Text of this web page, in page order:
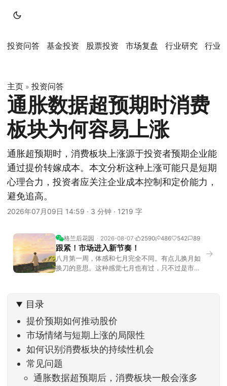
投资问答 基金投资 股票投资 市场复盘 行业研究 行业
主页 » 投资问答
通胀数据超预期时消费
板块为何容易上涨
通胀超预期时，消费板块上涨源于投资者预期企业能
通过提价转嫁成本。本文分析这种上涨可能只是短期
心理合力，投资者应关注企业成本控制和定价能力，
避免追高。
2026年07月09日 14:59 · 3 分钟 · 1219 字
格兰后花园 2026-08-07 2590 486 542 89
跟紧！市场进入新节奏！
八月第一周，体感和七月完全不同。有点儿换月如
换刀的意思。这种感觉七月也有过，只不过是市场
家感受到了春天般的暖风。指数涨了百点，交易额
回暖到2
→
目录
提价预期如何推动股价
市场情绪与短期上涨的局限性
如何识别消费板块的持续性机会
常见问题
通胀数据超预期后，消费板块一般会涨多